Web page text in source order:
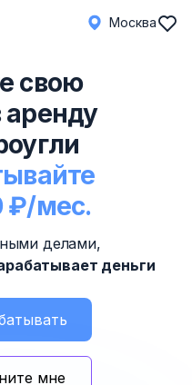
Москва
свою
₽/мес.
делами,
деньги
мне